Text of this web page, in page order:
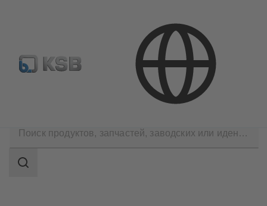
Где купить?
поиска
Область